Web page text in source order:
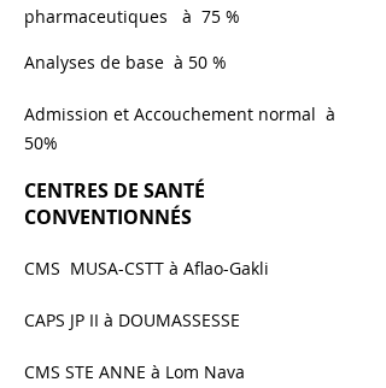
pharmaceutiques à 75 %
Analyses de base à 50 %
Admission et Accouchement normal à
50%
CENTRES DE SANTÉ
CONVENTIONNÉS
CMS MUSA-CSTT à Aflao-Gakli
CAPS JP II à DOUMASSESSE
CMS STE ANNE à Lom Nava